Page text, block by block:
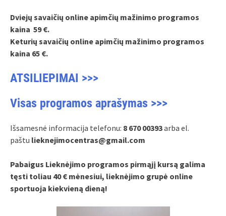
Dviejų savaičių online apimčių mažinimo programos
kaina 59 €.
Keturių savaičių online apimčių mažinimo programos
kaina 65 €.
ATSILIEPIMAI >>>
Visas programos aprašymas >>>
Išsamesnė informacija telefonu: 8 670 00393arba el.
paštu lieknejimocentras@gmail.com
Pabaigus Lieknėjimo programos pirmąjį kursą galima
tęsti toliau 40 € mėnesiui, lieknėjimo grupė online
sportuoja kiekvieną dieną!